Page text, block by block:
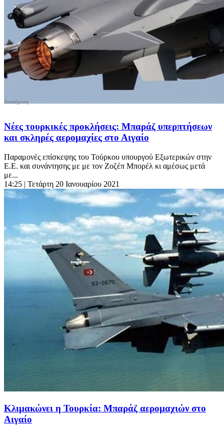
Νέες τουρκικές προκλήσεις: Μπαράζ υπερπτήσεων
και σκληρές αερομαχίες στο Αιγαίο
Παραμονές επίσκεψης του Τούρκου υπουργού Εξωτερικών στην
Ε.Ε. και συνάντησης με με τον Ζοζέπ Μπορέλ κι αμέσως μετά
με...
14:25 | Τετάρτη 20 Ιανουαρίου 2021
Κλιμακώνει η Τουρκία: Μπαράζ αερομαχιών στο
Αιγαίο